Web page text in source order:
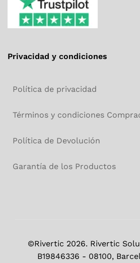
Privacidad y condiciones
Política de privacidad
Términos y condiciones
Política de Devolución
Garantía de los Productos
©Rivertic 2026. Rivertic
B19846336 - 08100,